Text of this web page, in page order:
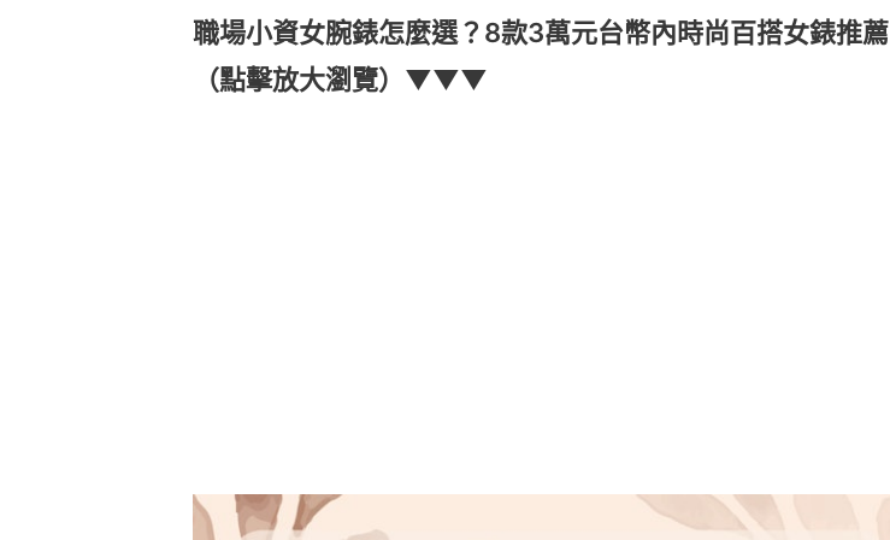
職場小資女腕錶怎麼選？8款3萬元台幣內時尚百搭女錶推薦
（點擊放大瀏覽）▼▼▼